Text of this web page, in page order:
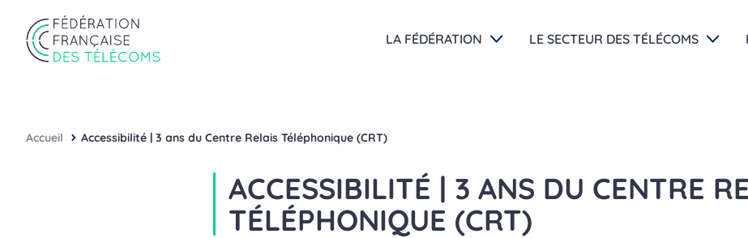
LA FÉDÉRATION LE SECTEUR DES TÉLÉCOMS
Accueil Accessibilité | 3 ans du Centre Relais Téléphonique (CRT)
ACCESSIBILITÉ | 3 ANS DU CENTRE
TÉLÉPHONIQUE (CRT)